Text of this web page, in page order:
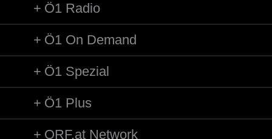
Ö1 Radio
Ö1 On Demand
Ö1 Spezial
Ö1 Plus
ORF.at Network